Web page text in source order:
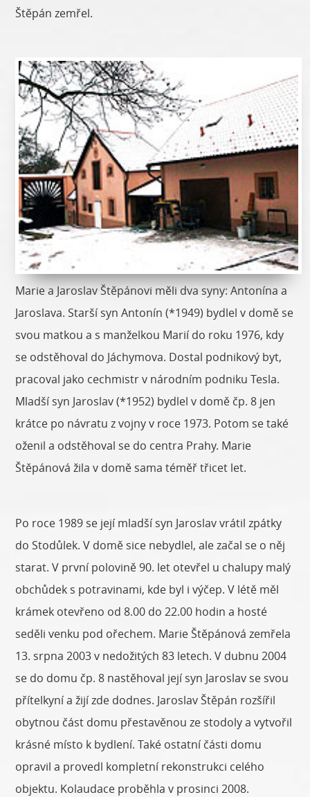
Štěpán zemřel.
Marie a Jaroslav Štěpánovi měli dva syny: Antonína a
Jaroslava. Starší syn Antonín (*1949) bydlel v domě se
svou matkou a s manželkou Marií do roku 1976, kdy
se odstěhoval do Jáchymova. Dostal podnikový byt,
pracoval jako cechmistr v národním podniku Tesla.
Mladší syn Jaroslav (*1952) bydlel v domě čp. 8 jen
krátce po návratu z vojny v roce 1973. Potom se také
oženil a odstěhoval se do centra Prahy. Marie
Štěpánová žila v domě sama téměř třicet let.
Po roce 1989 se její mladší syn Jaroslav vrátil zpátky
do Stodůlek. V domě sice nebydlel, ale začal se o něj
starat. V první polovině 90. let otevřel u chalupy malý
obchůdek s potravinami, kde byl i výčep. V létě měl
krámek otevřeno od 8.00 do 22.00 hodin a hosté
seděli venku pod ořechem. Marie Štěpánová zemřela
13. srpna 2003 v nedožitých 83 letech. V dubnu 2004
se do domu čp. 8 nastěhoval její syn Jaroslav se svou
přítelkyní a žijí zde dodnes. Jaroslav Štěpán rozšířil
obytnou část domu přestavěnou ze stodoly a vytvořil
krásné místo k bydlení. Také ostatní části domu
opravil a provedl kompletní rekonstrukci celého
objektu. Kolaudace proběhla v prosinci 2008.